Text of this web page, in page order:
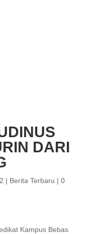
DARI
| Berita Terbaru | 0
Kampus Bebas